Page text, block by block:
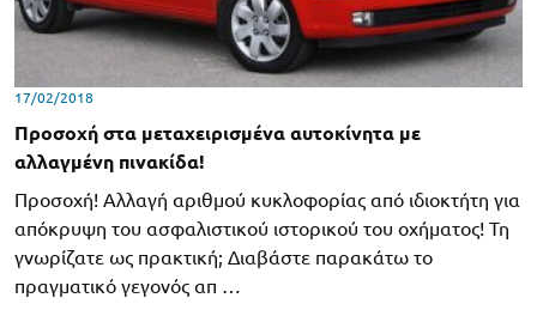
17/02/2018
Προσοχή στα μεταχειρισμένα αυτοκίνητα με
αλλαγμένη πινακίδα!
Προσοχή! Αλλαγή αριθμού κυκλοφορίας από ιδιοκτήτη για
απόκρυψη του ασφαλιστικού ιστορικού του οχήματος! Τη
γνωρίζατε ως πρακτική; Διαβάστε παρακάτω το
πραγματικό γεγονός απ …